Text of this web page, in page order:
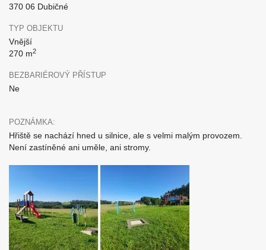
370 06 Dubičné
TYP OBJEKTU
Vnější
270 m2
BEZBARIÉROVÝ PŘÍSTUP
Ne
POZNÁMKA:
Hřiště se nachází hned u silnice, ale s velmi malým provozem.
Není zastíněné ani uměle, ani stromy.